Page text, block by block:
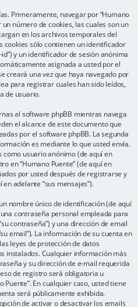
Primeramente, navegar por “Humano
número de cookies, las cuales son un
en los archivos temporales del
cookies sólo contienen un identificador
y un identificador de sesión anónima
asignada a usted por el
creará una vez que haya navegado por
para registrar cuales han sido leídos,
de usuario.
al software phpBB mientras navega
el alcance de este documento que
por el software phpBB. La segunda
es mediante lo que usted envía.
como usuario anónimo (de aquí en
en “Humano Puente” (de aquí en
por usted después de registrarse y
adelante “sus mensajes”).
nombre único de identificación (de aquí
contraseña personal empleada para
contraseña”) y una dirección de email
email”). La información de su cuenta en
leyes de protección de datos
instalados. Cualquier información más
y su dirección de e-mail requerida
de registro será obligatoria u
En cualquier caso, usted tiene
será públicamente exhibida.
de activar o desactivar los emails